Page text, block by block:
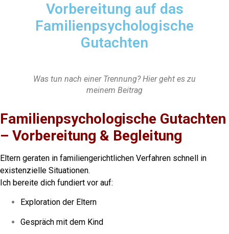
Vorbereitung auf das
Familienpsychologische
Gutachten
Was tun nach einer Trennung? Hier geht es zu
meinem Beitrag
Familienpsychologische Gutachten
– Vorbereitung & Begleitung
Eltern geraten in familiengerichtlichen Verfahren schnell in
existenzielle Situationen.
Ich bereite dich fundiert vor auf:
Exploration der Eltern
Gespräch mit dem Kind